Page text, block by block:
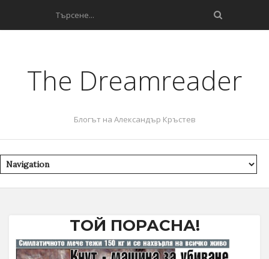
The Dreamreader
Блогът на Александър Кръстев
ТОЙ ПОРАСНА!